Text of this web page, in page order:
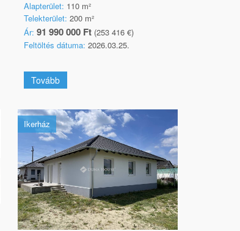
Alapterület: 110 m²
Telekterület: 200 m²
Ár: 91 990 000 Ft(253 416 €)
Feltöltés dátuma: 2026.03.25.
Tovább
Ikerház